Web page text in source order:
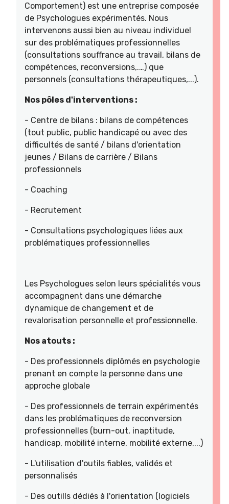
Comportement) est une entreprise composée
de Psychologues expérimentés. Nous
intervenons aussi bien au niveau individuel
sur des problématiques professionnelles
(consultations souffrance au travail, bilans de
compétences, reconversions,.…) que
personnels (consultations thérapeutiques,...).
Nos pôles d'interventions :
- Centre de bilans : bilans de compétences
(tout public, public handicapé ou avec des
difficultés de santé / bilans d'orientation
jeunes / Bilans de carrière / Bilans
professionnels
- Coaching
- Recrutement
- Consultations psychologiques liées aux
problématiques professionnelles
Les Psychologues selon leurs spécialités vous
accompagnent dans une démarche
dynamique de changement et de
revalorisation personnelle et professionnelle.
Nos atouts :
- Des professionnels diplômés en psychologie
prenant en compte la personne dans une
approche globale
- Des professionnels de terrain expérimentés
dans les problématiques de reconversion
professionnelles (burn-out, inaptitude,
handicap, mobilité interne, mobilité externe....)
- L'utilisation d'outils fiables, validés et
personnalisés
- Des outills dédiés à l'orientation (logiciels